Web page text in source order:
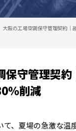
大阪の工場空調保守管理契約｜
保守管理契
削減
て、夏場の急激な温